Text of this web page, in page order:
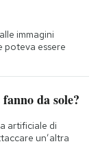
immagini
poteva essere
da sole?
artificiale di
un’altra